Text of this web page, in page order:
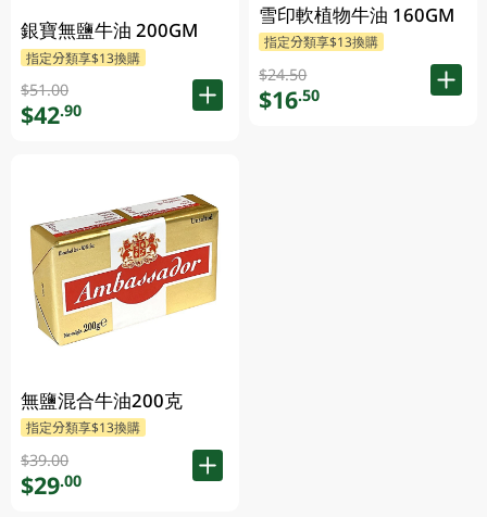
銀寶無鹽牛油 200GM
指定分類享$13換購
$51.00
$42.90
無鹽混合牛油200克
指定分類享$13換購
$39.00
$29.00
雪印軟植物牛油 160GM
指定分類享$13換購
$24.50
$16.50